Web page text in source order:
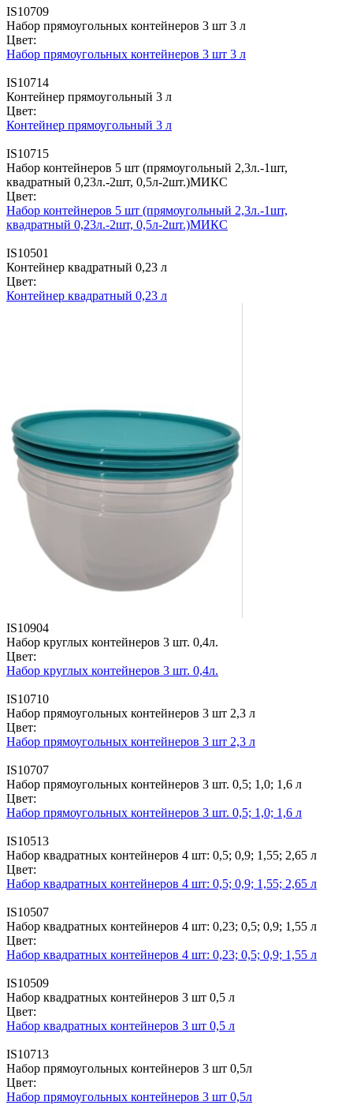
IS10709
Набор прямоугольных контейнеров 3 шт 3 л
Цвет:
Набор прямоугольных контейнеров 3 шт 3 л
IS10714
Контейнер прямоугольный 3 л
Цвет:
Контейнер прямоугольный 3 л
IS10715
Набор контейнеров 5 шт (прямоугольный 2,3л.-1шт,
квадратный 0,23л.-2шт, 0,5л-2шт.)МИКС
Цвет:
Набор контейнеров 5 шт (прямоугольный 2,3л.-1шт,
квадратный 0,23л.-2шт, 0,5л-2шт.)МИКС
IS10501
Контейнер квадратный 0,23 л
Цвет:
Контейнер квадратный 0,23 л
IS10904
Набор круглых контейнеров 3 шт. 0,4л.
Цвет:
Набор круглых контейнеров 3 шт. 0,4л.
IS10710
Набор прямоугольных контейнеров 3 шт 2,3 л
Цвет:
Набор прямоугольных контейнеров 3 шт 2,3 л
IS10707
Набор прямоугольных контейнеров 3 шт. 0,5; 1,0; 1,6 л
Цвет:
Набор прямоугольных контейнеров 3 шт. 0,5; 1,0; 1,6 л
IS10513
Набор квадратных контейнеров 4 шт: 0,5; 0,9; 1,55; 2,65 л
Цвет:
Набор квадратных контейнеров 4 шт: 0,5; 0,9; 1,55; 2,65 л
IS10507
Набор квадратных контейнеров 4 шт: 0,23; 0,5; 0,9; 1,55 л
Цвет:
Набор квадратных контейнеров 4 шт: 0,23; 0,5; 0,9; 1,55 л
IS10509
Набор квадратных контейнеров 3 шт 0,5 л
Цвет:
Набор квадратных контейнеров 3 шт 0,5 л
IS10713
Набор прямоугольных контейнеров 3 шт 0,5л
Цвет:
Набор прямоугольных контейнеров 3 шт 0,5л